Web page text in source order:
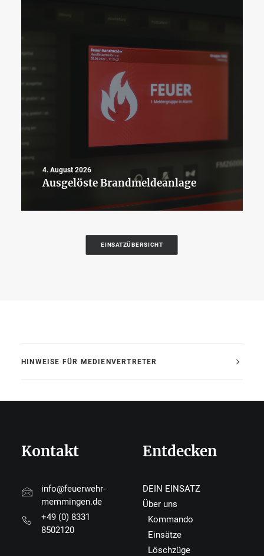
4. August 2026
Ausgelöste Brandmeldeanlage
EINSATZÜBERSICHT
HINWEISE FÜR MEDIENVERTRETER
Kontakt
info@feuerwehr-
memmingen.de
+49 (0) 8331
8502120
Entdecken
DEIN EINSATZ
Über uns
Kommando
Einsätze
Löschzüge